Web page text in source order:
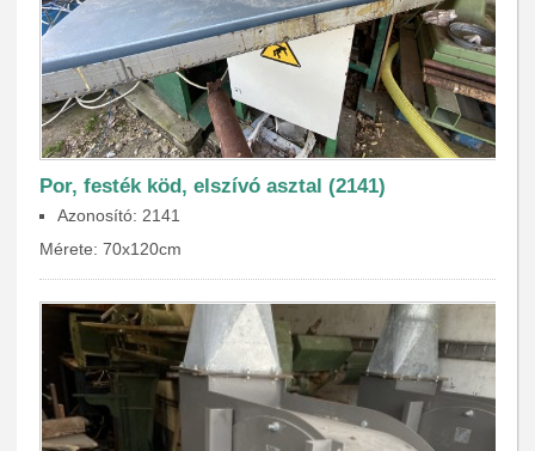
Por, festék köd, elszívó asztal (2141)
Azonosító: 2141
Mérete: 70x120cm